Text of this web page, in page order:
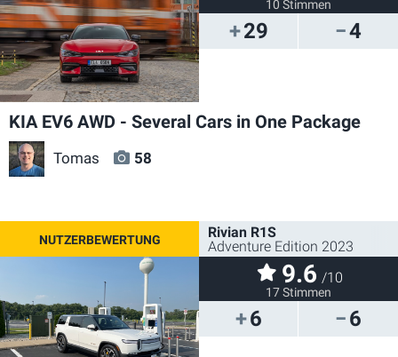
29 4
10 Stimmen
KIA EV6 AWD - Several Cars in One Package
Tomas 58
6 6
Rivian R1S
Adventure Edition 2023
9.6 /10
17 Stimmen